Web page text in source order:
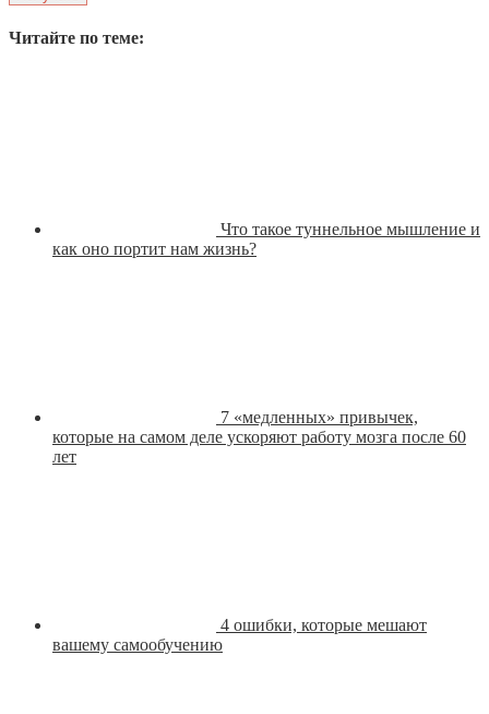
Читайте по теме:
Что такое туннельное мышление и
как оно портит нам жизнь?
7 «медленных» привычек,
которые на самом деле ускоряют работу мозга после 60
лет
4 ошибки, которые мешают
вашему самообучению